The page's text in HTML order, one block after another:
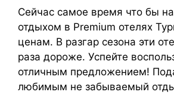
Сейчас самое время что бы
отдыхом в Premium отелях
ценам. В разгар сезона эти
раза дороже. Успейте
отличным предложением!
любимым не забываемый